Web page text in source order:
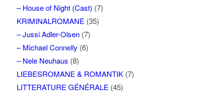
– House of Night (Cast) (7)
KRIMINALROMANE (35)
– Jussi Adler-Olsen(7)
– Michael Connelly (6)
– Nele Neuhaus (8)
LIEBESROMANE & ROMANTIK(7)
LITTERATURE GÉNÉRALE (45)